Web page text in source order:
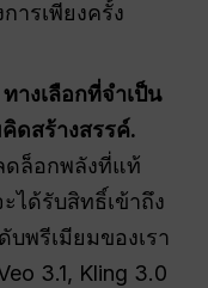
ารเพียงครั้ง
ทางเลือกที่จำเป็น
ดสร้างสรรค์.
ดล็อกพลังที่แท้
ได้รับสิทธิ์เข้าถึง
บพรีเมียมของเรา
3.1, Kling 3.0